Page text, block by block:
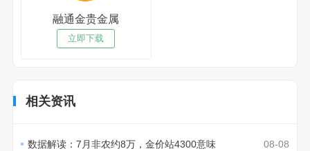
融通金贵金属
立即下载
相关资讯
08-08
数据解读：7月非农约8万，金价站4300意味